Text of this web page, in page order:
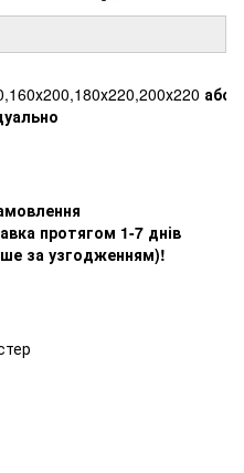
або
протягом 1-7 днів
за узгодженням)!